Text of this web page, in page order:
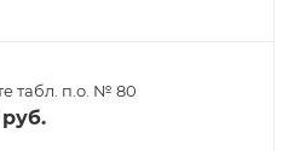
табл. п.о. № 80